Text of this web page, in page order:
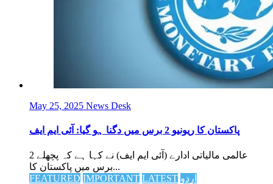
May 25, 2025 News Desk
پاکستان کا ریونیو 2 برس میں دگنا ہو گیا: آئی ایم ایف
عالمی مالیاتی ادارے (آئی ایم ایف) نے کہا ہے کہ پچھلے 2
برس میں پاکستان کا...
FEATURED IMPORTANT LATEST اردو